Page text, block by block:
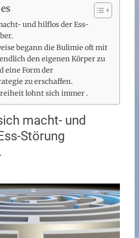
und hilflos der Ess-
begann die Bulimie oft mit
den eigenen Körper zu
eine Form der
zu erschaffen.
lohnt sich immer .
macht- und
Störung